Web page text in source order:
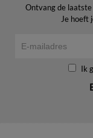
Ontvang de
Je hoeft
Ik